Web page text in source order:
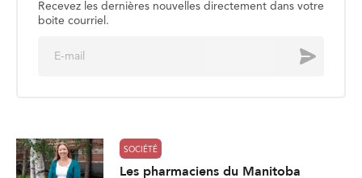
Recevez les dernières nouvelles directement dans votre
boite courriel.
Envoyer
SOCIÉTÉ
Les pharmaciens du Manitoba